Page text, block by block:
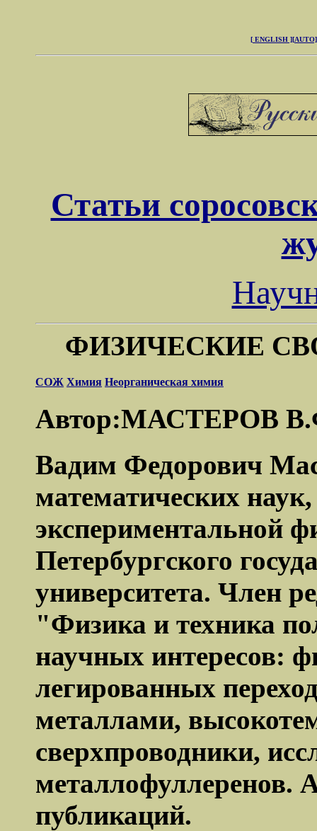
[ ENGLISH ][AUTO]
Статьи
ФИЗИЧЕСКИЕ
СОЖ Химия Неорганическая химия
Автор:МАСТЕРОВ
Вадим Федорович
математических
экспериментальной
Петербургского
университета. Член
"Физика и техника
научных интересов:
легированных
металлами,
сверхпроводники,
металлофуллеренов.
публикаций.